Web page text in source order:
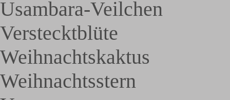
Usambara-Veilchen
Verstecktblüte
Weihnachtskaktus
Weihnachtsstern